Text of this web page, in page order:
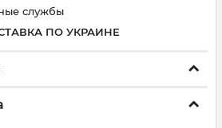
службы
ПО УКРАИНЕ